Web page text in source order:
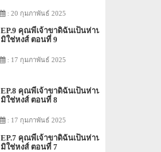
: 20 กุมภาพันธ์ 2025
EP.9 คุณพี่เจ้าขาดิฉันเป็นห่าน
มิใช่หงส์ ตอนที่ 9
: 17 กุมภาพันธ์ 2025
EP.8 คุณพี่เจ้าขาดิฉันเป็นห่าน
มิใช่หงส์ ตอนที่ 8
: 17 กุมภาพันธ์ 2025
EP.7 คุณพี่เจ้าขาดิฉันเป็นห่าน
มิใช่หงส์ ตอนที่ 7